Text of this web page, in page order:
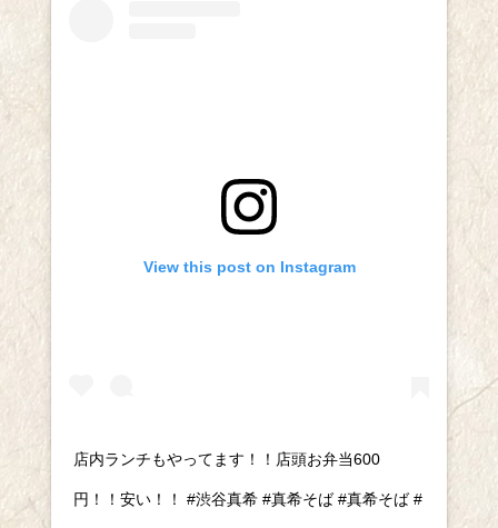
View this post on Instagram
店内ランチもやってます！！店頭お弁当600
円！！安い！！ #渋谷真希 #真希そば #真希そば #